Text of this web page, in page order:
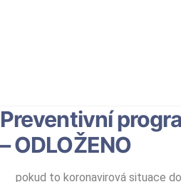
Preventivní
– ODLOŽENO
pokud to koronavirová situace